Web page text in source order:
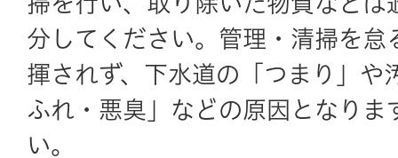
分してください。管理・清掃を怠
揮されず、下水道の「つまり」や
ふれ・悪臭」などの原因となりま
い。